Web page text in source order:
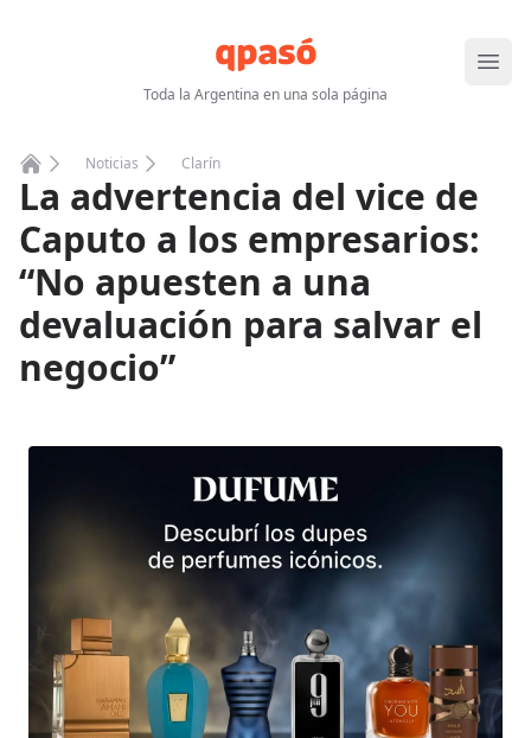
Toda la Argentina en una sola página
Abrir
Home
Noticias Clarín
La advertencia del vice de
Caputo a los empresarios:
“No apuesten a una
devaluación para salvar el
negocio”